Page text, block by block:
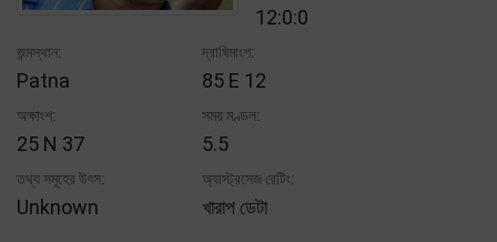
12:0:0
জন্মস্থান:
Patna
দ্রাঘিমাংশ:
85 E 12
অক্ষাংশ:
25 N 37
সময় মণ্ডল:
5.5
তথ্য সমূহের উৎস:
Unknown
অ্যাস্ট্রসেজ রেটিং:
খারাপ ডেটা